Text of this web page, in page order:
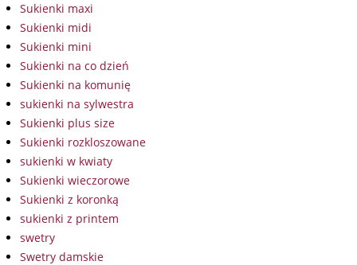
Sukienki maxi
Sukienki midi
Sukienki mini
Sukienki na co dzień
Sukienki na komunię
sukienki na sylwestra
Sukienki plus size
Sukienki rozkloszowane
sukienki w kwiaty
Sukienki wieczorowe
Sukienki z koronką
sukienki z printem
swetry
Swetry damskie